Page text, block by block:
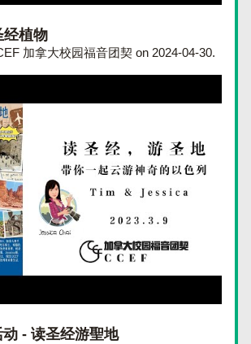
经植物
加拿大校园福音团契 on 2024-04-30.
- 读圣经游聖地